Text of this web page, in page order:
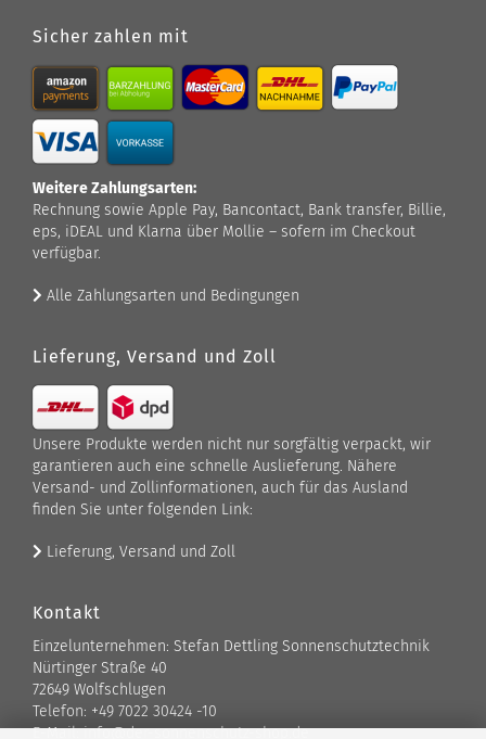
Sicher zahlen mit
Weitere Zahlungsarten:
Rechnung sowie Apple Pay, Bancontact, Bank transfer, Billie,
eps, iDEAL und Klarna über Mollie – sofern im Checkout
verfügbar.
Alle Zahlungsarten und Bedingungen
Lieferung, Versand und Zoll
Unsere Produkte werden nicht nur sorgfältig verpackt, wir
garantieren auch eine schnelle Auslieferung. Nähere
Versand- und Zollinformationen, auch für das Ausland
finden Sie unter folgenden Link:
Lieferung, Versand und Zoll
Kontakt
Einzelunternehmen: Stefan Dettling Sonnenschutztechnik
Nürtinger Straße 40
72649 Wolfschlugen
Telefon: +49 7022 30424 -10
E-Mail: info@der-sonnenschutz-shop.de